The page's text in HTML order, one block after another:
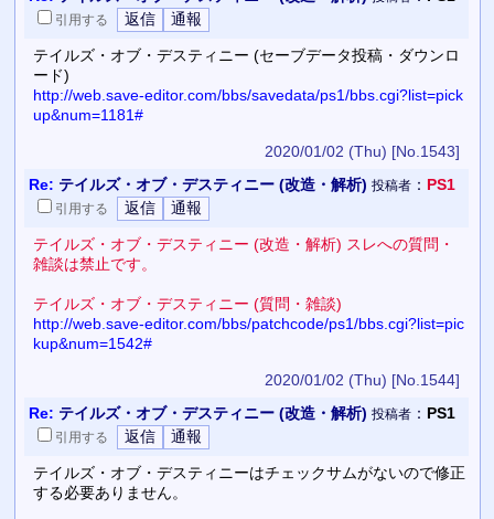
引用する
テイルズ・オブ・デスティニー (セーブデータ投稿・ダウンロ
ード)
http://web.save-editor.com/bbs/savedata/ps1/bbs.cgi?list=pick
up&num=1181#
2020/01/02 (Thu) [No.1543]
Re: テイルズ・オブ・デスティニー (改造・解析) 投稿者： PS1
引用する
テイルズ・オブ・デスティニー (改造・解析) スレへの質問・
雑談は禁止です。
テイルズ・オブ・デスティニー (質問・雑談)
http://web.save-editor.com/bbs/patchcode/ps1/bbs.cgi?list=pic
kup&num=1542#
2020/01/02 (Thu) [No.1544]
Re: テイルズ・オブ・デスティニー (改造・解析) 投稿者： PS1
引用する
テイルズ・オブ・デスティニーはチェックサムがないので修正
する必要ありません。